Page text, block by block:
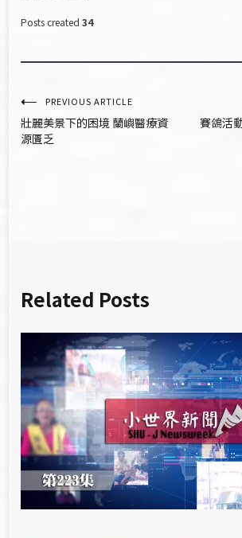
Posts created 34
文
章
PREVIOUS ARTICLE
壯麗美景下的困境 蘭嶼醫療資
源匱乏
賽鴿活
Related Posts